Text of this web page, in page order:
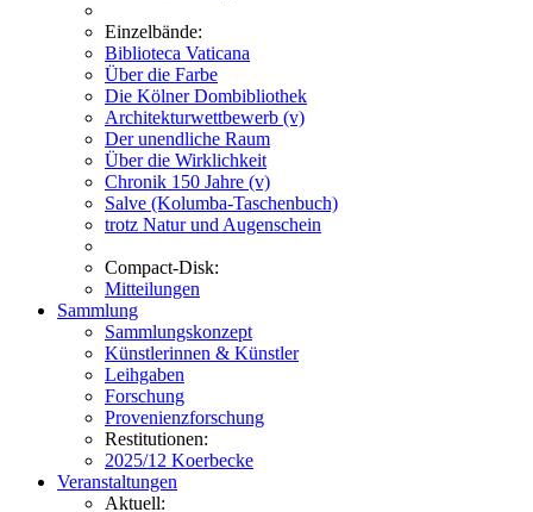
Einzelbände:
Biblioteca Vaticana
Über die Farbe
Die Kölner Dombibliothek
Architekturwettbewerb (v)
Der unendliche Raum
Über die Wirklichkeit
Chronik 150 Jahre (v)
Salve (Kolumba-Taschenbuch)
trotz Natur und Augenschein
Compact-Disk:
Mitteilungen
Sammlung
Sammlungskonzept
Künstlerinnen & Künstler
Leihgaben
Forschung
Provenienzforschung
Restitutionen:
2025/12 Koerbecke
Veranstaltungen
Aktuell: